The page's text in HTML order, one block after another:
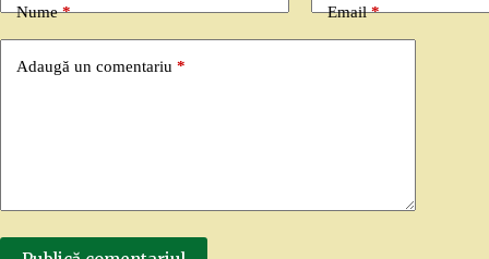
Nume* Email*
Adaugă un comentariu *